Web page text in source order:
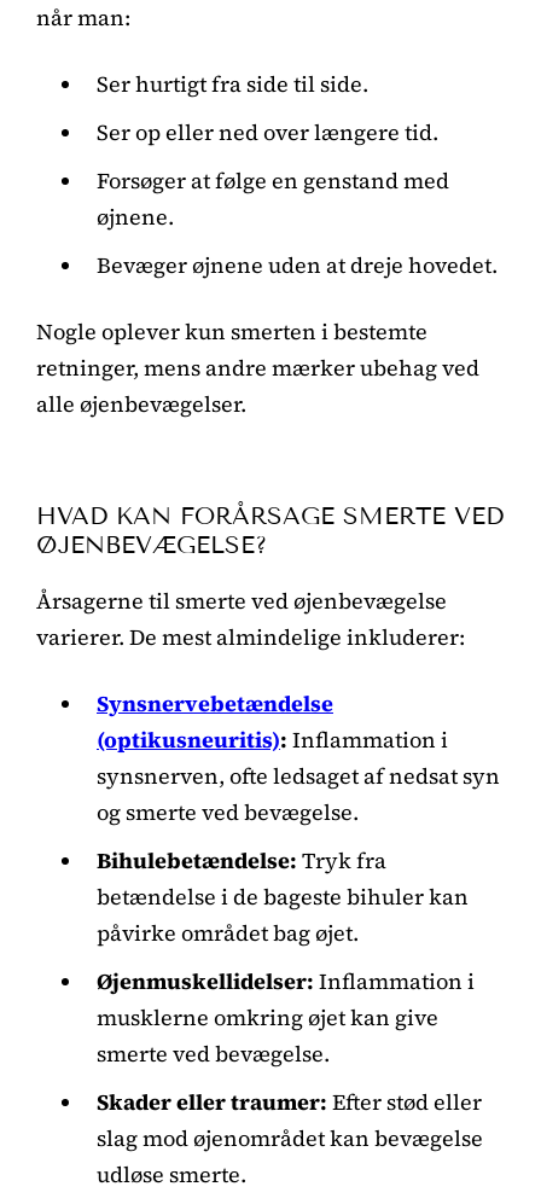
når man:
Ser hurtigt fra side til side.
Ser op eller ned over længere tid.
Forsøger at følge en genstand med
øjnene.
Bevæger øjnene uden at dreje hovedet.
Nogle oplever kun smerten i bestemte
retninger, mens andre mærker ubehag ved
alle øjenbevægelser.
HVAD KAN FORÅRSAGE SMERTE VED
ØJENBEVÆGELSE?
Årsagerne til smerte ved øjenbevægelse
varierer. De mest almindelige inkluderer:
Synsnervebetændelse
(optikusneuritis): Inflammation i
synsnerven, ofte ledsaget af nedsat syn
og smerte ved bevægelse.
Bihulebetændelse: Tryk fra
betændelse i de bageste bihuler kan
påvirke området bag øjet.
Øjenmuskellidelser: Inflammation i
musklerne omkring øjet kan give
smerte ved bevægelse.
Skader eller traumer: Efter stød eller
slag mod øjenområdet kan bevægelse
udløse smerte.